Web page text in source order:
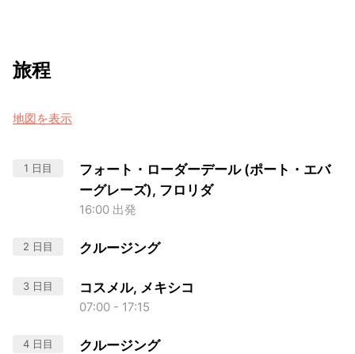
旅程
地図を表示
1 日目
フォート・ローダーデール (ポート・エバ
ーグレーズ), フロリダ
16:00 出発
2 日目 クルージング
3 日目 コスメル, メキシコ
07:00 - 17:15
4 日目 クルージング